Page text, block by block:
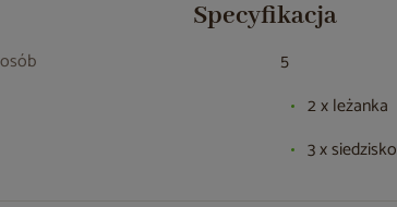
Specyfikacja
5
2 x leżanka
3 x siedzisko